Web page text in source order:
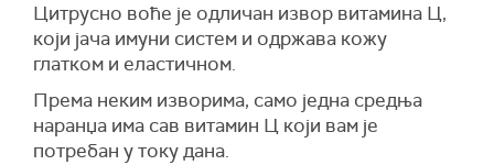
Цитрусно воће је одличан извор витамина Ц,
који јача имуни систем и одржава кожу
глатком и еластичном.
Према неким изворима, само једна средња
наранџа има сав витамин Ц који вам је
потребан у току дана.